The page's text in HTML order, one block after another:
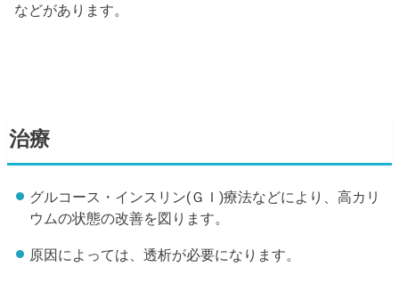
などがあります。
治療
グルコース・インスリン(ＧＩ)療法などにより、高カリ
ウムの状態の改善を図ります。
原因によっては、透析が必要になります。